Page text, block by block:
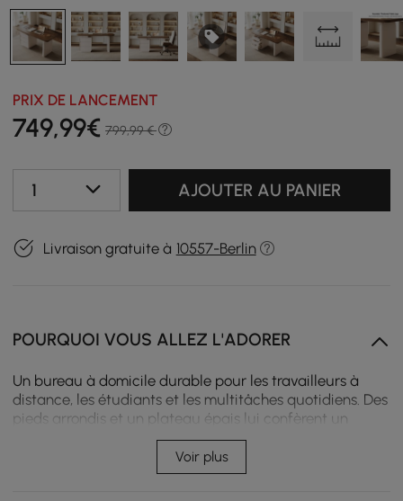
PRIX DE LANCEMENT
749,99€ 799,99 €
1 AJOUTER AU PANIER
Livraison gratuite à 10557-Berlin
POURQUOI VOUS ALLEZ L'ADORER
Un bureau à domicile durable pour les travailleurs à
distance, les étudiants et les multitâches quotidiens. Des
pieds arrondis et un plateau épais lui confèrent un
aspect solide et raffiné, tandis que des prises de courant
intégrées et 3 tiroirs permettent de recharger les
appareils et de ranger les essentiels.
Voir plus